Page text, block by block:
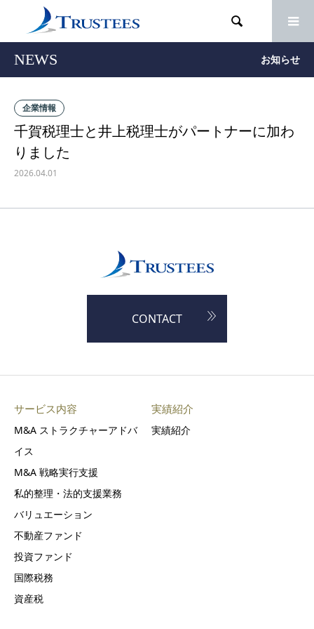

NEWS お知らせ
企業情報
千賀税理士と井上税理士がパートナーに加わ
りました
2026.04.01
CONTACT
サービス内容
M&A ストラクチャーアドバ
イス
M&A 戦略実行支援
私的整理・法的支援業務
バリュエーション
不動産ファンド
投資ファンド
国際税務
資産税
実績紹介
実績紹介